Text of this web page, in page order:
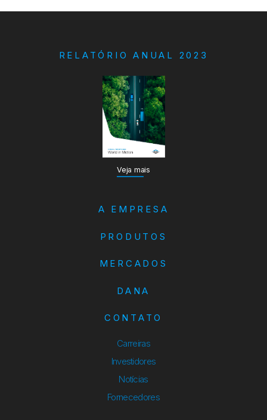
RELATÓRIO ANUAL 2023
Veja mais
A EMPRESA
PRODUTOS
MERCADOS
DANA
CONTATO
Carreiras
Investidores
Notícias
Fornecedores